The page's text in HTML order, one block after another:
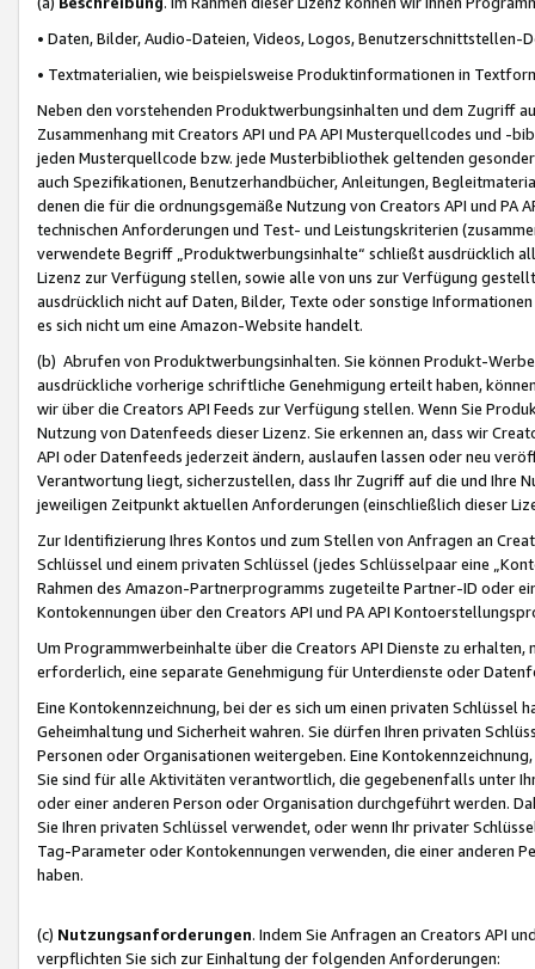
• Daten, Bilder, Audio-Dateien, Videos, Logos, Benutzerschnittstellen-
• Textmaterialien, wie beispielsweise Produktinformationen in
Neben den vorstehenden Produktwerbungsinhalten und dem Zugriff
Zusammenhang mit Creators API und PA API Musterquellcodes und
jeden Musterquellcode bzw. jede Musterbibliothek geltenden
auch Spezifikationen, Benutzerhandbücher, Anleitungen,
denen die für die ordnungsgemäße Nutzung von Creators API und PA
technischen Anforderungen und Test- und Leistungskriterien
verwendete Begriff „Produktwerbungsinhalte“ schließt ausdrücklich
Lizenz zur Verfügung stellen, sowie alle von uns zur Verfügung
ausdrücklich nicht auf Daten, Bilder, Texte oder sonstige
es sich nicht um eine Amazon-Website handelt.
(b) Abrufen von Produktwerbungsinhalten. Sie können Produkt-
ausdrückliche vorherige schriftliche Genehmigung erteilt haben,
wir über die Creators API Feeds zur Verfügung stellen. Wenn Sie
Nutzung von Datenfeeds dieser Lizenz. Sie erkennen an, dass wir
API oder Datenfeeds jederzeit ändern, auslaufen lassen oder neu
Verantwortung liegt, sicherzustellen, dass Ihr Zugriff auf die und Ihre
jeweiligen Zeitpunkt aktuellen Anforderungen (einschließlich dieser
Zur Identifizierung Ihres Kontos und zum Stellen von Anfragen an
Schlüssel und einem privaten Schlüssel (jedes Schlüsselpaar eine
Rahmen des Amazon-Partnerprogramms zugeteilte Partner-ID oder
Kontokennungen über den Creators API und PA API
Um Programmwerbeinhalte über die Creators API Dienste zu
erforderlich, eine separate Genehmigung für Unterdienste oder
Eine Kontokennzeichnung, bei der es sich um einen privaten
Geheimhaltung und Sicherheit wahren. Sie dürfen Ihren privaten
Personen oder Organisationen weitergeben. Eine
Sie sind für alle Aktivitäten verantwortlich, die gegebenenfalls unter
oder einer anderen Person oder Organisation durchgeführt werden.
Sie Ihren privaten Schlüssel verwendet, oder wenn Ihr privater
Tag-Parameter oder Kontokennungen verwenden, die einer anderen
haben.
(c) Nutzungsanforderungen. Indem Sie Anfragen an Creators API
verpflichten Sie sich zur Einhaltung der folgenden Anforderungen: